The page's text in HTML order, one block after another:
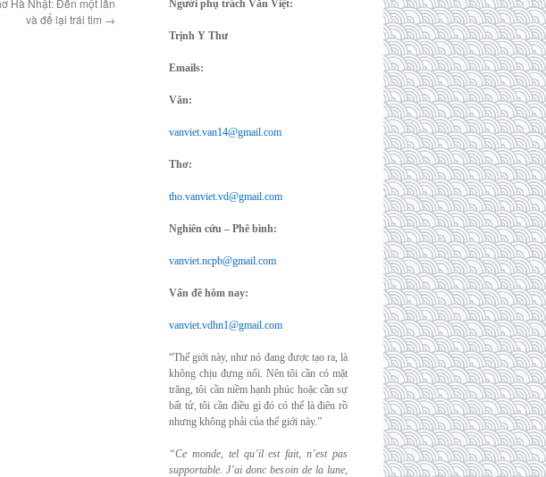
Hà Nhật: Đến một lần
và để lại trái tim →
Người phụ trách Văn Việt:
Trịnh Y Thư
Emails:
Văn:
vanviet.van14@gmail.com
Thơ:
tho.vanviet.vd@gmail.com
Nghiên cứu – Phê bình:
vanviet.ncpb@gmail.com
Vấn đề hôm nay:
vanviet.vdhn1@gmail.com
“Thế giới này, như nó đang được tạo ra, là
không chịu đựng nổi. Nên tôi cần có mặt
trăng, tôi cần niềm hạnh phúc hoặc cần sự
bất tử, tôi cần điều gì đó có thể là điên rồ
nhưng không phải của thế giới này.”
“Ce monde, tel qu’il est fait, n’est pas
supportable. J’ai donc besoin de la lune,